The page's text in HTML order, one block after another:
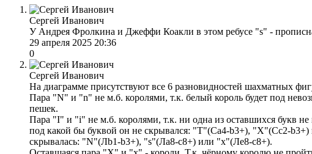
Сергей Иванович
У Андрея Фролкина и Джеффи Коакли в этом ребусе "s" -
29 апреля 2025 20:36
0
Сергей Иванович
На диаграмме присутствуют все 6 разновидностей шахматных
Пара "N" и "n" не м.б. королями, т.к. белый король будет под
пешек.
Пара "I" и "i" не м.б. королями, т.к. ни одна из оставшихся букв
под какой бы буквой он не скрывался: "T"(Са4-b3+), "X"(Cc2-
скрывалась: "N"(Лb1-b3+), "s"(Лa8-с8+) или "х"(Лe8-с8+).